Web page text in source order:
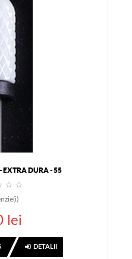
EXTRA DURA - 55
lei
DETALII